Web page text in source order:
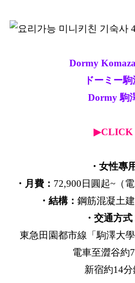
Dormy
ドーミー駒
Dormy 駒
▶CLICK
・女性專
・月費： 72,900日圓起~（
・結構： 鋼筋混凝土
・交通方式
東急田園都市線「駒澤大
電車至澀谷約
新宿約14分